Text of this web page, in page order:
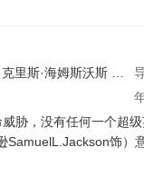
克里斯·海姆斯沃斯 杰瑞
胁，没有任何一个超
SamuelL.Jackson饰